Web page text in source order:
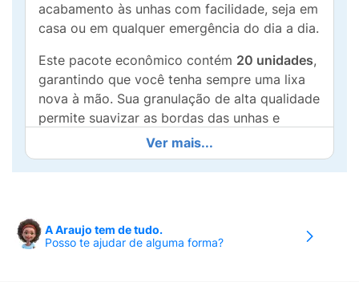
acabamento às unhas com facilidade, seja em
casa ou em qualquer emergência do dia a dia.
Este pacote econômico contém 20 unidades,
garantindo que você tenha sempre uma lixa
nova à mão. Sua granulação de alta qualidade
permite suavizar as bordas das unhas e
corrigir imperfeições de forma rápida,
evitando que elas lasquem ou quebrem. O
design compacto é perfeito para ser
Principais Benefícios:
Ver mais...
A Araujo tem de tudo.
Posso te ajudar de alguma forma?